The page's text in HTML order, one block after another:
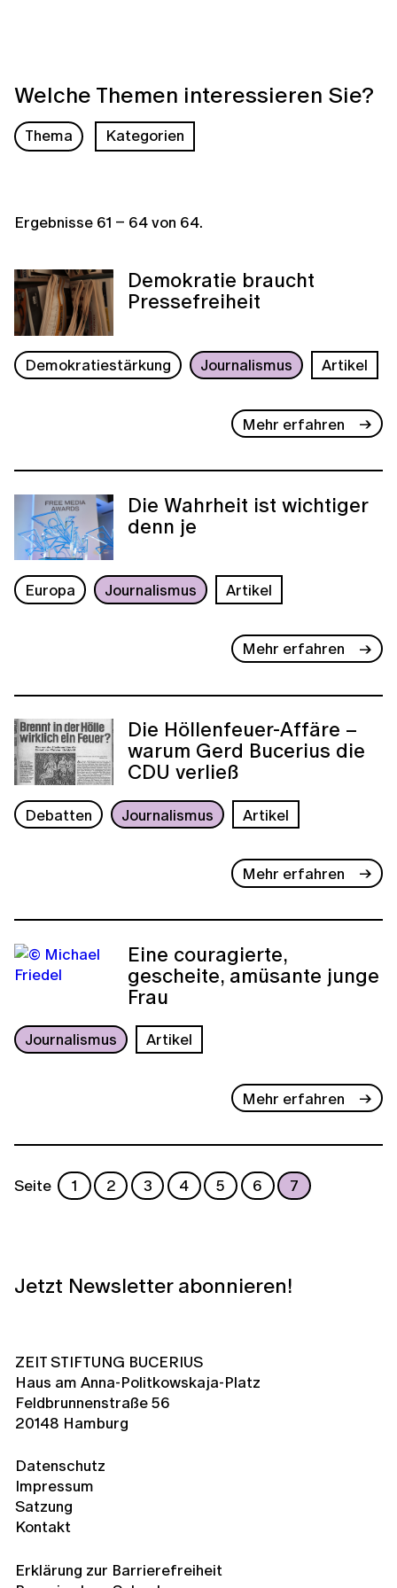
Welche Themen interessieren Sie?
Thema Kategorien
Ergebnisse 61 – 64von 64.
Demokratie braucht
Pressefreiheit
Demokratiestärkung Journalismus Artikel
Mehr erfahren
Die Wahrheit ist wichtiger
denn je
Europa Journalismus Artikel
Mehr erfahren
Die Höllenfeuer-Affäre –
warum Gerd Bucerius die
CDU verließ
Debatten Journalismus Artikel
Mehr erfahren
Eine couragierte,
gescheite, amüsante junge
Frau
Journalismus Artikel
Mehr erfahren
Seite 1 2 3 4 5 6 7
Jetzt Newsletter abonnieren!
ZEIT STIFTUNG BUCERIUS
Haus am Anna-Politkowskaja-Platz
Feldbrunnenstraße 56
20148 Hamburg
Datenschutz
Impressum
Satzung
Kontakt
Erklärung zur Barrierefreiheit